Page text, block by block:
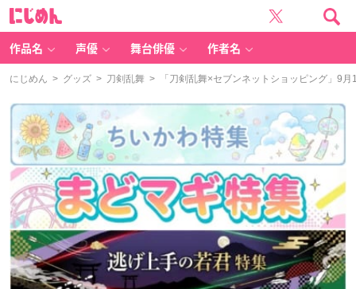
作品名 声優 舞台俳優 作者名
にじめん > グッズ > 刀剣乱舞 > 「刀剣乱舞×セブンネットショッピング」9